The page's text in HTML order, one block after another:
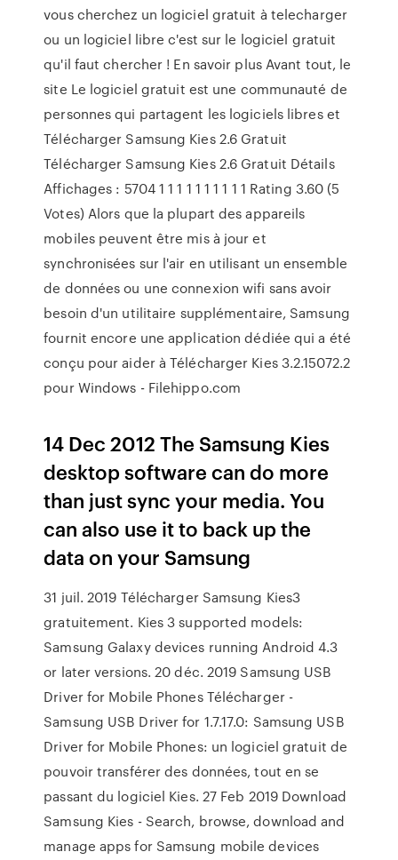
vous cherchez un logiciel gratuit à telecharger
ou un logiciel libre c'est sur le logiciel gratuit
qu'il faut chercher ! En savoir plus Avant tout, le
site Le logiciel gratuit est une communauté de
personnes qui partagent les logiciels libres et
Télécharger Samsung Kies 2.6 Gratuit
Télécharger Samsung Kies 2.6 Gratuit Détails
Affichages : 5704 1 1 1 1 1 1 1 1 1 1 Rating 3.60 (5
Votes) Alors que la plupart des appareils
mobiles peuvent être mis à jour et
synchronisées sur l'air en utilisant un ensemble
de données ou une connexion wifi sans avoir
besoin d'un utilitaire supplémentaire, Samsung
fournit encore une application dédiée qui a été
conçu pour aider à Télécharger Kies 3.2.15072.2
pour Windows - Filehippo.com
14 Dec 2012 The Samsung Kies
desktop software can do more
than just sync your media. You
can also use it to back up the
data on your Samsung
31 juil. 2019 Télécharger Samsung Kies3
gratuitement. Kies 3 supported models:
Samsung Galaxy devices running Android 4.3
or later versions. 20 déc. 2019 Samsung USB
Driver for Mobile Phones Télécharger -
Samsung USB Driver for 1.7.17.0: Samsung USB
Driver for Mobile Phones: un logiciel gratuit de
pouvoir transférer des données, tout en se
passant du logiciel Kies. 27 Feb 2019 Download
Samsung Kies - Search, browse, download and
manage apps for Samsung mobile devices